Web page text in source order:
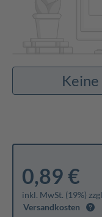
0,89 €
inkl. MwSt. (19%)
Versandkosten